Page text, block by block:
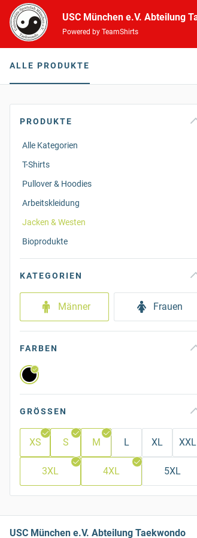
USC München e.V. Abteilung
Powered by TeamShirts
ALLE PRODUKTE
PRODUKTE
Alle Kategorien
T-Shirts
Pullover & Hoodies
Arbeitskleidung
Jacken & Westen
Bioprodukte
KATEGORIEN
Männer Frauen
FARBEN
GRÖSSEN
XS S M L XL XXL
3XL 4XL 5XL
USC München e.V. Abteilung Taekwondo